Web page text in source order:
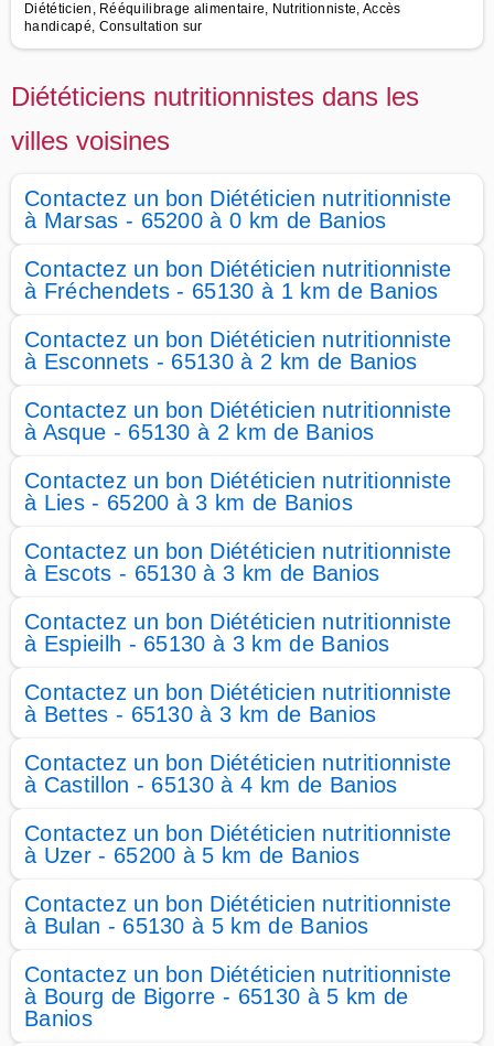
Diététicien, Rééquilibrage alimentaire, Nutritionniste, Accès
handicapé, Consultation sur
Diététiciens nutritionnistes dans les
villes voisines
Contactez un bon Diététicien nutritionniste
à Marsas - 65200 à 0 km de Banios
Contactez un bon Diététicien nutritionniste
à Fréchendets - 65130 à 1 km de Banios
Contactez un bon Diététicien nutritionniste
à Esconnets - 65130 à 2 km de Banios
Contactez un bon Diététicien nutritionniste
à Asque - 65130 à 2 km de Banios
Contactez un bon Diététicien nutritionniste
à Lies - 65200 à 3 km de Banios
Contactez un bon Diététicien nutritionniste
à Escots - 65130 à 3 km de Banios
Contactez un bon Diététicien nutritionniste
à Espieilh - 65130 à 3 km de Banios
Contactez un bon Diététicien nutritionniste
à Bettes - 65130 à 3 km de Banios
Contactez un bon Diététicien nutritionniste
à Castillon - 65130 à 4 km de Banios
Contactez un bon Diététicien nutritionniste
à Uzer - 65200 à 5 km de Banios
Contactez un bon Diététicien nutritionniste
à Bulan - 65130 à 5 km de Banios
Contactez un bon Diététicien nutritionniste
à Bourg de Bigorre - 65130 à 5 km de
Banios